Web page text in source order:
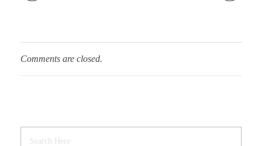
Comments are closed.